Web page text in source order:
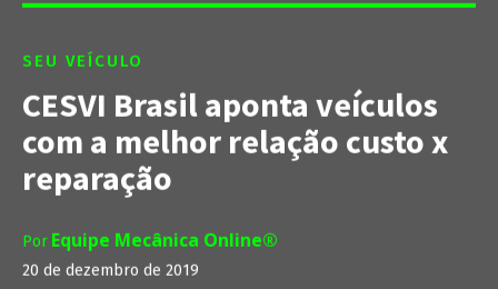
SEU VEÍCULO
CESVI Brasil aponta veículos
com a melhor relação custo x
reparação
Por Equipe Mecânica Online®
20 de dezembro de 2019